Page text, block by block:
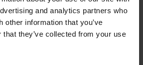
and analytics partners who
other information that you’ve
that they’ve collected from your use
kunnen worden geleverd met
of een schuine onderkant
om het sediment te